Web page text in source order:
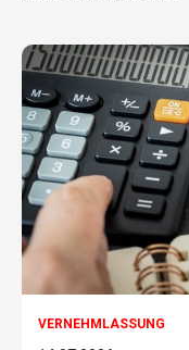
VERNEHMLASSUNG